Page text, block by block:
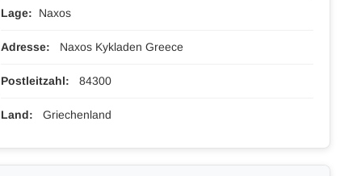
Lage: Naxos
Adresse: Naxos Kykladen Greece
Postleitzahl: 84300
Land: Griechenland